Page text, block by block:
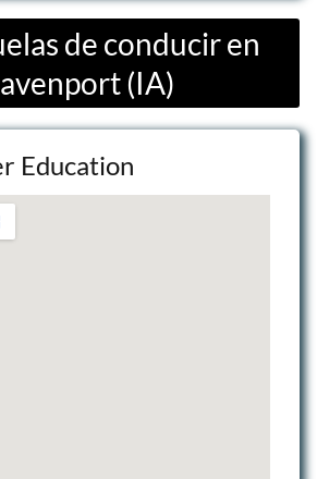
de conducir en
(IA)
Education